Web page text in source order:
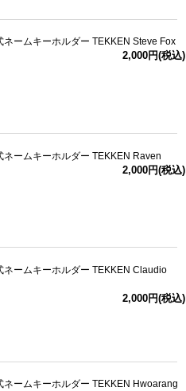
ネームキーホルダー TEKKEN Steve Fox
2,000円(税込)
ネームキーホルダー TEKKEN Raven
2,000円(税込)
ネームキーホルダー TEKKEN Claudio
2,000円(税込)
ネームキーホルダー TEKKEN Hwoarang